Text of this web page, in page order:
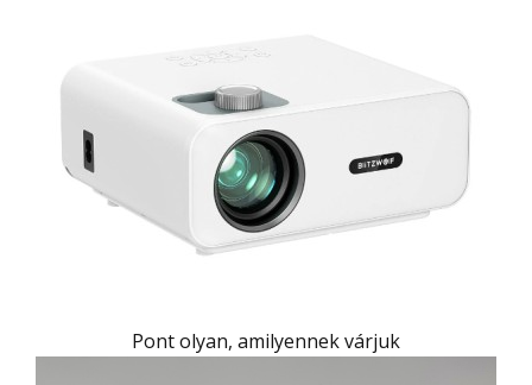
Pont olyan, amilyennek várjuk